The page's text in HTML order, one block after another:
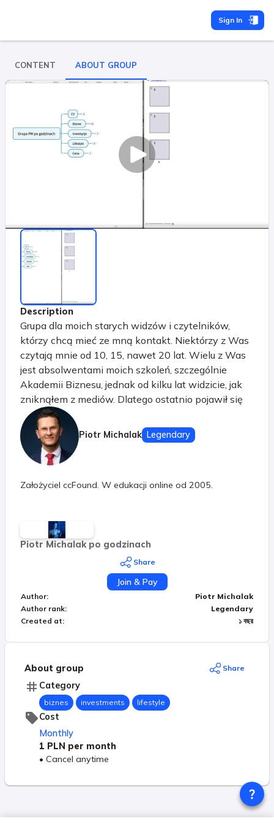
Sign In
CONTENT ABOUT GROUP
Description
Grupa dla moich starych widzów i czytelników,
którzy chcą mieć ze mną kontakt. Niektórzy z Was
czytają mnie od 10, 15, nawet 20 lat. Wielu z Was
jest absolwentami moich szkoleń, szczególnie
Akademii Biznesu, jednak od kilku lat widzicie, jak
zniknąłem z mediów. Dlatego ostatnio pojawił się
pomysł tej grupy. Będę się tutaj dzielił z Wami
przemyśleniami na temat prowadzenia firmy,
inwestycji i (być może nawet, jeśli zechcecie)
duchowości. Możecie śledzić jak rozwiązuję trudne
(mam na to metody), a także... jak analizuję rynki
Dlatego jest to grupa za symboliczną opłatą
("postaw mi kawę raz w miesiącu") dla tych, którzy
chcą mieć ze mną stały kontakt i wspólnie się
Piotr Michalak Legendary
Założyciel ccFound. W edukacji online od 2005.
Piotr Michalak po godzinach
Share
Join & Pay
Author:
Piotr Michalak
Author rank:
Legendary
Created at: ১ বছর
About group Share
Category
biznes investments lifestyle
Cost
Monthly
1 PLN per month
• Cancel anytime